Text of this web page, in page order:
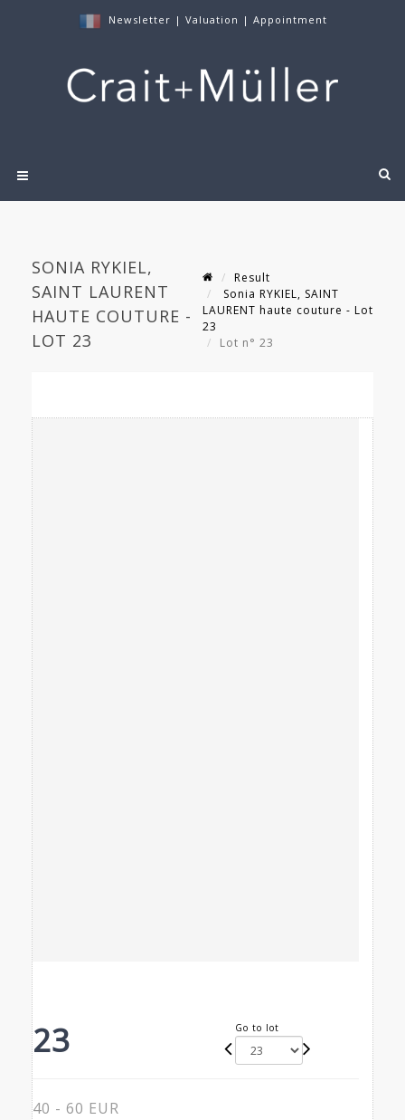
Newsletter | Valuation | Appointment
SONIA RYKIEL,
SAINT LAURENT
HAUTE COUTURE -
LOT 23
Result
Sonia RYKIEL, SAINT
LAURENT haute couture - Lot
23
Lot n° 23
23 Go to lot
40 - 60 EUR